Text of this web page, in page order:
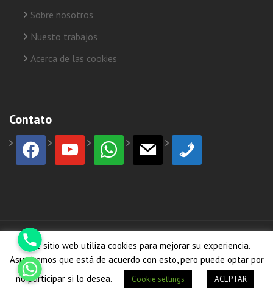
Sobre nosotros
Nuesto trabajos
Acerca de las cookies
Contato
facebook youtube whatsapp mail phone
© Copyright 2026HormiCosta
Este sitio web utiliza cookies para mejorar su experiencia.
Asumiremos que está de acuerdo con esto, pero puede optar por
no participar si lo desea.
Cookie settings ACEPTAR
Phone
Whatsapp